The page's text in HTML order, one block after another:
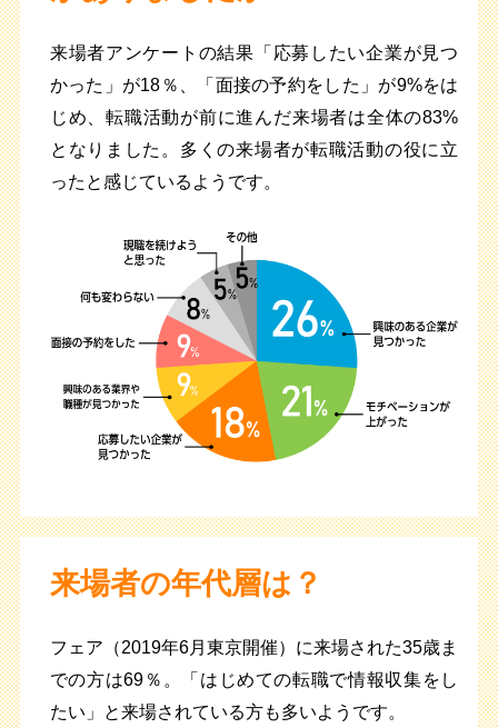
来場者アンケートの結果「応募したい企業が見つ
かった」が18％、「面接の予約をした」が9%をは
じめ、転職活動が前に進んだ来場者は全体の83%
となりました。多くの来場者が転職活動の役に立
ったと感じているようです。
来場者の年代層は？
フェア（2019年6月東京開催）に来場された35歳ま
での方は69％。「はじめての転職で情報収集をし
たい」と来場されている方も多いようです。